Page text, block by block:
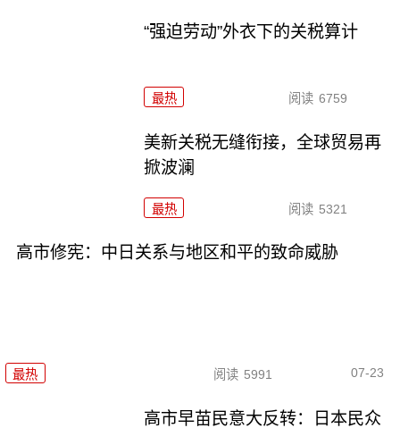
“强迫劳动”外衣下的关税算计
最热 阅读 6759
美新关税无缝衔接，全球贸易再
掀波澜
最热 阅读 5321
高市修宪：中日关系与地区和平的致命威胁
最热 阅读 5991 07-23
高市早苗民意大反转：日本民众